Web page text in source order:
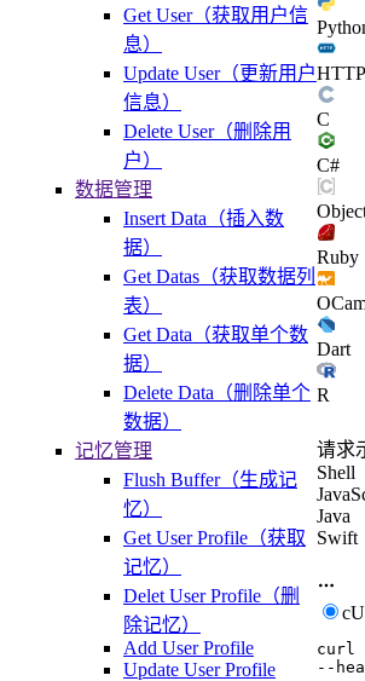
Get User（获取用户信
息）
Update User（更新用户
信息）
Delete User（删除用
户）
数据管理
Insert Data（插入数
据）
Get Datas（获取数据列
表）
Get Data（获取单个数
据）
Delete Data（删除单个
数据）
记忆管理
Flush Buffer（生成记
忆）
Get User Profile（获取
记忆）
Delet User Profile（删
除记忆）
Add User Profile
Update User Profile
HTTP
C
C#
Ruby
Dart
R
请求
Shell
Java
Swift
curl
--